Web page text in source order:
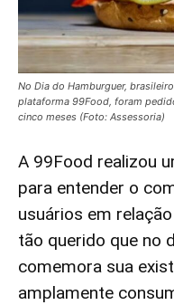
No Dia do Hamburguer,
plataforma 99Food, foram
cinco meses (Foto: Assessoria)
A 99Food realizou
para entender o
usuários em
tão querido que no
comemora sua
amplamente